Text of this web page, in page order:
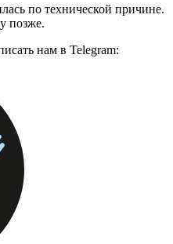
по технической причине.
позже.
нам в Telegram: